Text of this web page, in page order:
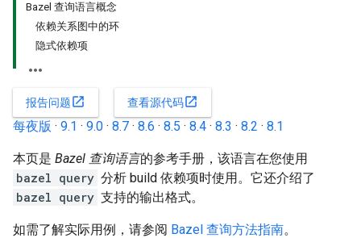
Bazel 查询语言概念
依赖关系图中的环
隐式依赖项
报告问题open_in_new 查看源代码open_in_new
每夜版 · 9.1 · 9.0 · 8.7 · 8.6 · 8.5 · 8.4 · 8.3 · 8.2 · 8.1
本页是 Bazel 查询语言的参考手册，该语言在您使用
bazel query 分析 build 依赖项时使用。它还介绍了
bazel query 支持的输出格式。
如需了解实际用例，请参阅 Bazel 查询方法指南。